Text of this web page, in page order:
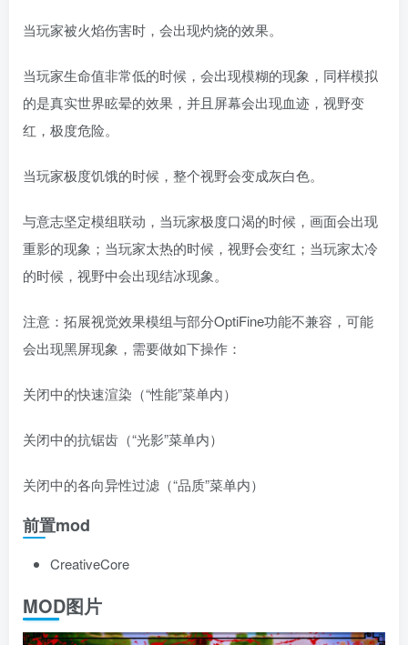
当玩家被火焰伤害时，会出现灼烧的效果。
当玩家生命值非常低的时候，会出现模糊的现象，同样模拟
的是真实世界眩晕的效果，并且屏幕会出现血迹，视野变
红，极度危险。
当玩家极度饥饿的时候，整个视野会变成灰白色。
与意志坚定模组联动，当玩家极度口渴的时候，画面会出现
重影的现象；当玩家太热的时候，视野会变红；当玩家太冷
的时候，视野中会出现结冰现象。
注意：拓展视觉效果模组与部分OptiFine功能不兼容，可能
会出现黑屏现象，需要做如下操作：
关闭中的快速渲染（“性能”菜单内）
关闭中的抗锯齿（“光影”菜单内）
关闭中的各向异性过滤（“品质”菜单内）
前置mod
CreativeCore
MOD图片